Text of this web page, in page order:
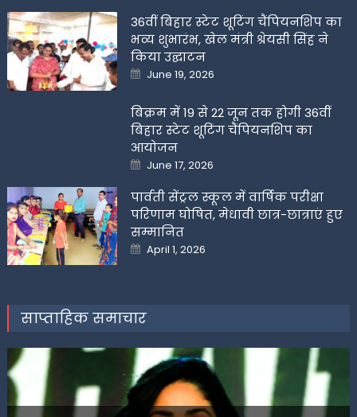
36वीं बिहार स्टेट शूटिंग चैंपियनशिप का
भव्य शुभारंभ, खेल मंत्री श्रेयसी सिंह ने
किया उद्घाटन
Posted
on
June 19, 2026
बिक्रम में 19 से 22 जून तक होगी 36वीं
बिहार स्टेट शूटिंग चैंपियनशिप का
आयोजन
Posted
on
June 17, 2026
पार्वती सेंट्रल स्कूल में वार्षिक परीक्षा
परिणाम घोषित, मेधावी छात्र-छात्राएं हुए
सम्मानित
Posted
on
April 1, 2026
साप्ताहिक समाचार